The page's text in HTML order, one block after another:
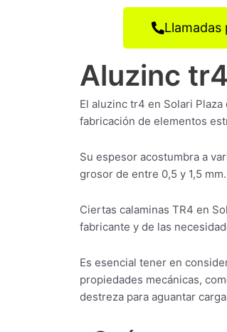
Aluzinc
El aluzinc tr4 en Solari
fabricación de elementos
Su espesor acostumbra a
grosor de entre 0,5 y 1,5 mm.
Ciertas calaminas TR4 en
fabricante y de las
Es esencial tener en
propiedades mecánicas,
destreza para aguantar